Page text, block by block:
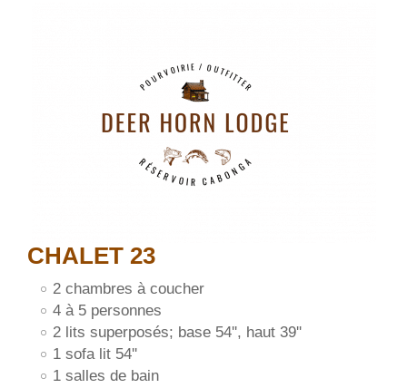
CHALET 23
2 chambres à coucher
4 à 5 personnes
2 lits superposés; base 54'', haut 39''
1 sofa lit 54''
1 salles de bain